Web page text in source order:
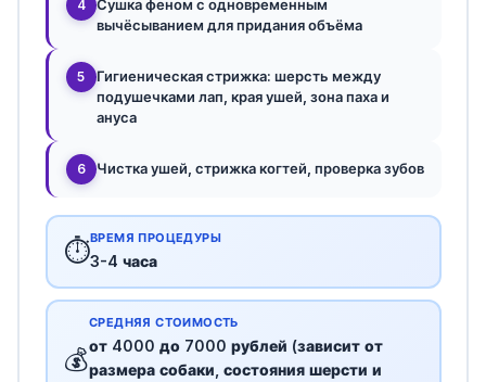
4
Сушка феном с одновременным
вычёсыванием для придания объёма
5
Гигиеническая стрижка: шерсть между
подушечками лап, края ушей, зона паха и
ануса
6 Чистка ушей, стрижка когтей, проверка зубов
⏱️ВРЕМЯ ПРОЦЕДУРЫ
3-4 часа
💰
СРЕДНЯЯ СТОИМОСТЬ
от 4000 до 7000 рублей (зависит от
размера собаки, состояния шерсти и